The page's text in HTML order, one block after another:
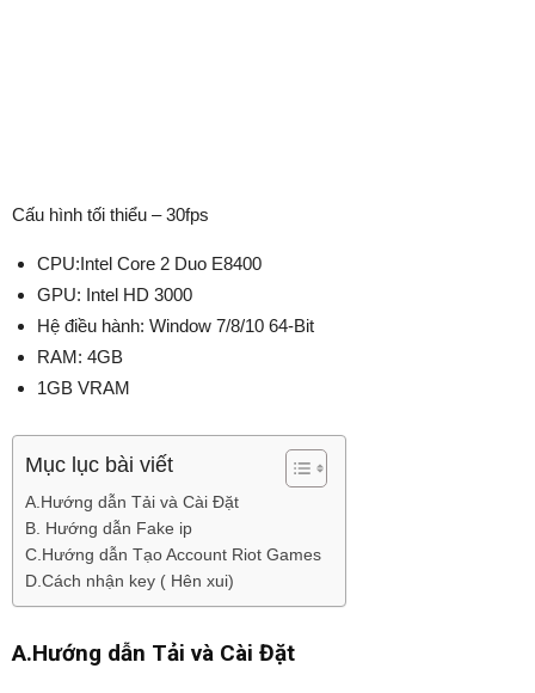
Cấu hình tối thiểu – 30fps
CPU:Intel Core 2 Duo E8400
GPU: Intel HD 3000
Hệ điều hành: Window 7/8/10 64-Bit
RAM: 4GB
1GB VRAM
Mục lục bài viết
A.Hướng dẫn Tải và Cài Đặt
B. Hướng dẫn Fake ip
C.Hướng dẫn Tạo Account Riot Games
D.Cách nhận key ( Hên xui)
A.Hướng dẫn Tải và Cài Đặt